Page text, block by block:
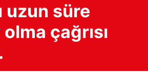
uzun süre
çağrısı